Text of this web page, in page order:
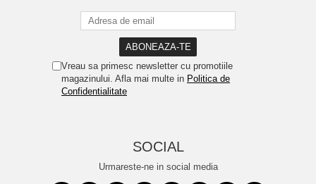
Vreau sa primesc newsletter cu promotiile
magazinului. Afla mai multe in Politica de
Confidentialitate
SOCIAL
Urmareste-ne in social media